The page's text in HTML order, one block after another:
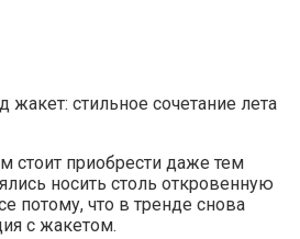
стоит приобрести даже тем
носить столь откровенную
потому, что в тренде снова
с жакетом.